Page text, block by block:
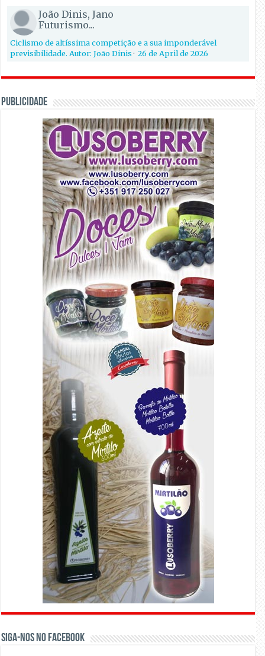
João Dinis, Jano
Futurismo...
Ciclismo de altíssima competição e a sua imponderável
previsibilidade. Autor: João Dinis·26 de April de 2026
PUBLICIDADE
Siga-nos no Facebook